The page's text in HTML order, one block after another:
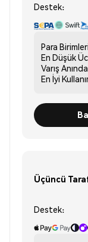
Destek:
Para Birimleri
En Düşük
Varış Anında
En İyi
Üçüncü
Destek: